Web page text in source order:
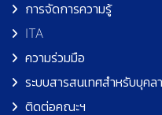
การจัดการความรู้
ITA
ความร่วมมือ
ระบบสารสนเทศสำหรับบุคล
ติดต่อคณะฯ